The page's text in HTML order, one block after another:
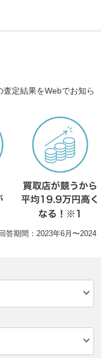
査定結果をWebでお知ら
答期間：2023年6月〜2024